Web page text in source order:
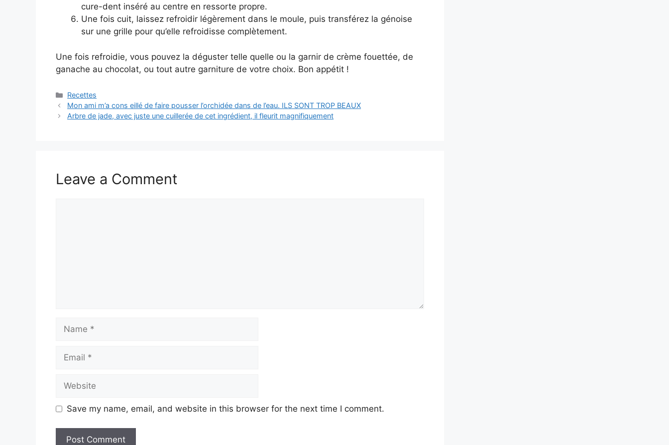
cure-dent inséré au centre en ressorte propre.
Une fois cuit, laissez refroidir légèrement dans le moule, puis transférez la génoise
sur une grille pour qu’elle refroidisse complètement.
Une fois refroidie, vous pouvez la déguster telle quelle ou la garnir de crème fouettée, de
ganache au chocolat, ou tout autre garniture de votre choix. Bon appétit !
Categories
Recettes
Mon ami m’a cons eillé de faire pousser l’orchidée dans de l’eau. ILS SONT TROP BEAUX
Arbre de jade, avec juste une cuillerée de cet ingrédient, il fleurit magnifiquement
Leave a Comment
Name
Email
Website
Save my name, email, and website in this browser for the next time I comment.